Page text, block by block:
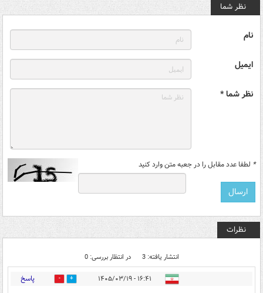
نظر شما
نام
ایمیل
نظر شما *
* لطفا عدد مقابل را در جعبه متن وارد کنید
نظرات
انتشار یافته: 3 در انتظار بررسی: 0
۱۶:۴۱ - ۱۴۰۵/۰۳/۱۹ 79 پاسخ